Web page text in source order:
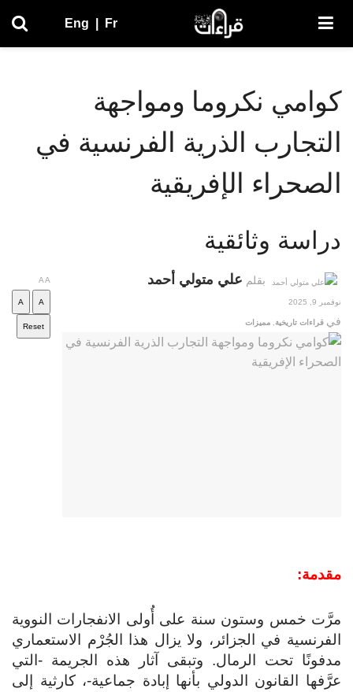
Eng Fr
كوامي نكروما ومواجهة
التجارب الذرية الفرنسية في
الصحراء الإفريقية
دراسة وثائقية
بقلم علي متولي أحمد
نوفمبر 9, 2025
في قراءات تاريخية مميزات
AA
A
A
Reset
مقدمة:
مرَّت خمس وستون سنة على أُولى الانفجارات النووية
الفرنسية في الجزائر، ولا يزال هذا الجُرْم الاستعماري
مدفونًا تحت الرمال. وتبقى آثار هذه الجريمة -التي
عرَّفها القانون الدولي بأنها إبادة جماعية-، كارثية إلى